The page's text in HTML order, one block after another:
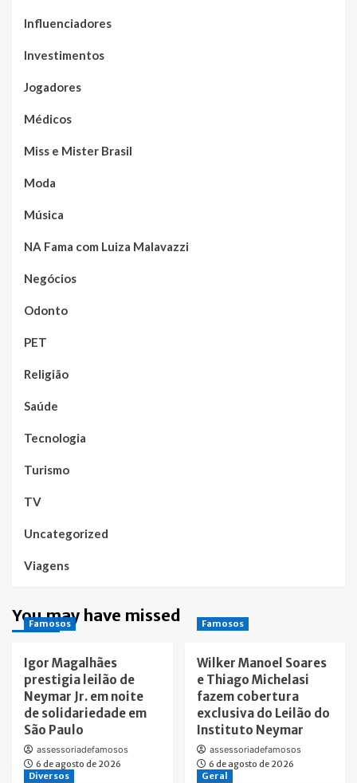
Influenciadores
Investimentos
Jogadores
Médicos
Miss e Mister Brasil
Moda
Música
NA Fama com Luiza Malavazzi
Negócios
Odonto
PET
Religião
Saúde
Tecnologia
Turismo
TV
Uncategorized
Viagens
You may have missed
Famosos
Igor Magalhães
prestigia leilão de
Neymar Jr. em noite
de solidariedade em
São Paulo
assessoriadefamosos
6 de agosto de 2026
Famosos
Wilker Manoel Soares
e Thiago Michelasi
fazem cobertura
exclusiva do Leilão do
Instituto Neymar
assessoriadefamosos
6 de agosto de 2026
Diversos
Geral